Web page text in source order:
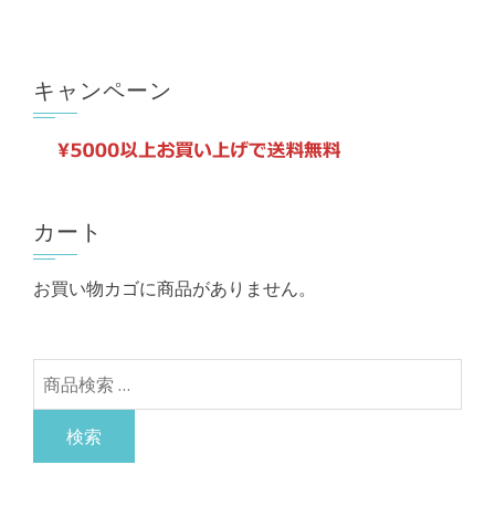
商
品
か
ら
き
す
複
数
エ
シ
ン
が
り
は
で
格
¥8,250
キャンペーン
カート
お買い物カゴに商品がありません。
検
索
象:
検索